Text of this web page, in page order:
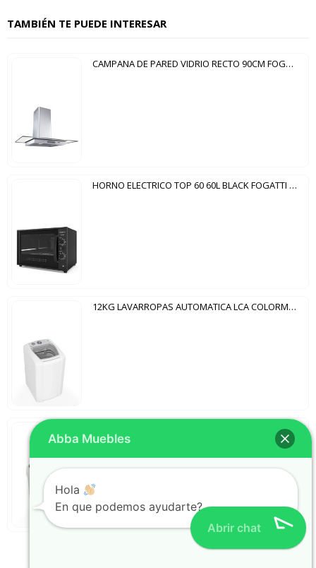
TAMBIÉN TE PUEDE INTERESAR
CAMPANA DE PARED VIDRIO RECTO 90CM FOGATTI INOX
HORNO ELECTRICO TOP 60 60L BLACK FOGATTI NEGRO
12KG LAVARROPAS AUTOMATICA LCA COLORMAQ BLANCO
16KG LAVARROPAS SEMIAUTOMÁTICA LCS COLORMAQ BLANCO
Abrir chat
Abba Muebles
Hola
En que podemos ayudarte?